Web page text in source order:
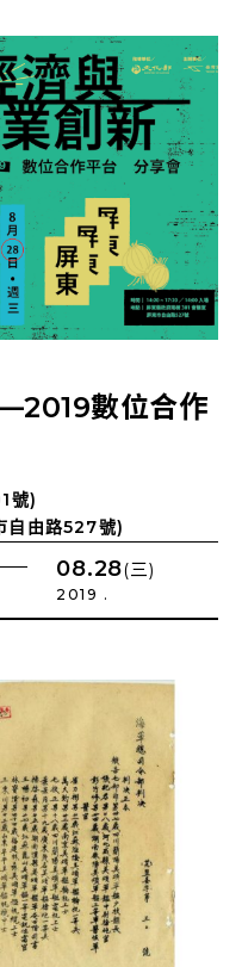
數位合作
號)
自由路527號)
08.28(三)
2019 .